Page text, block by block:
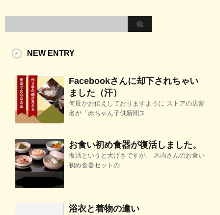
NEW ENTRY
Facebookさんに却下されちゃい
ました（汗）
何度かお伝えしておりますように ストアの店舗
名が「赤ちゃん子供新聞ス
お食い初め食器が復活しました。
復活というと大げさですが、 木内さんのお食い
初め食器セットの
浴衣と着物の違い